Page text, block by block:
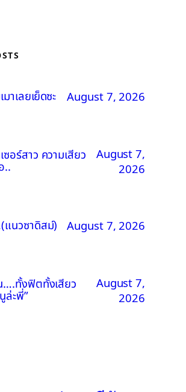
าเลยเย็ดซะ August 7, 2026
อร์สาว ความเสียว
..
August 7,
2026
แนวซาดิสม์) August 7, 2026
ทั้งฟิตทั้งเสียว
ล่ะพี่”
August 7,
2026